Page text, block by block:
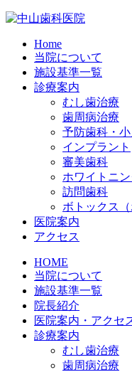
Home
当院について
施設基準一覧
診療案内
むし歯治療
歯周病治療
予防歯科・
インプラント
審美歯科
ホワイトニ
訪問歯科
ボトックス
医院案内
アクセス
HOME
当院について
施設基準一覧
院長紹介
医院案内・アクセ
診療案内
むし歯治療
歯周病治療